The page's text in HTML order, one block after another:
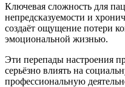
Ключевая сложность для
непредсказуемости и
создаёт ощущение потери
эмоциональной жизнью.
Эти перепады настроения
серьёзно влиять на
профессиональную